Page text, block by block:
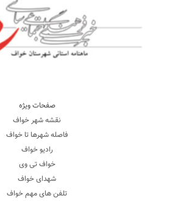
صفحات ویژه
نقشه شهر خواف
فاصله شهرها تا خواف
رادیو خواف
خواف تی وی
شهدای خواف
تلفن های مهم خواف